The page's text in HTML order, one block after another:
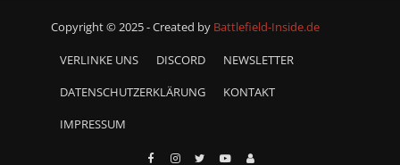
Copyright © 2025 - Created by Battlefield-Inside.de
VERLINKE UNS DISCORD NEWSLETTER
DATENSCHUTZERKLÄRUNG KONTAKT
IMPRESSUM